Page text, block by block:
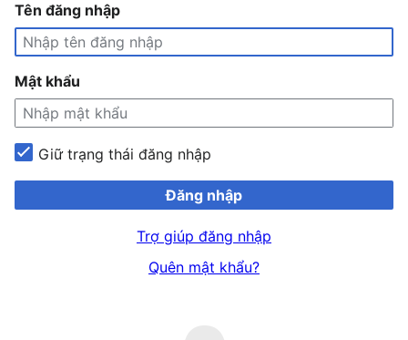
Tên đăng nhập
Mật khẩu
Giữ trạng thái đăng nhập
Đăng nhập
Trợ giúp đăng nhập
Quên mật khẩu?